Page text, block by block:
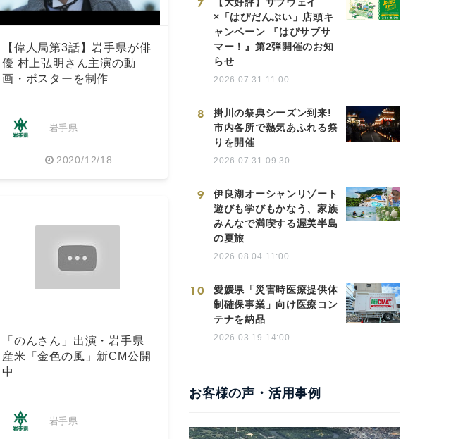
【偉人局第3話】岩手県が俳
優 村上弘明さん主演の動
画・ポスターを制作
岩手県
2020/12/18
「のんさん」出演・岩手県
産米「金色の風」新CM公開
中
岩手県
7
×「はぴだんぶい」店頭キ
ャンペーン 『はぴサブサ
マー！』第2弾開催のお知
らせ
2026.07.31 11:00
8
掛川の祭典シーズン到来!
市内各所で熱気あふれる祭
りを開催
2026.07.31 09:30
9
伊良湖オーシャンリゾート
遊びも学びもかなう、家族
みんなで満喫する渥美半島
の夏旅
2026.08.04 11:00
10
愛媛県「災害時医療提供体
制確保事業」向け医療コン
テナを納品
2026.03.19 14:00
お客様の声・活用事例